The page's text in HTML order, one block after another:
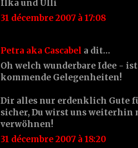
Ilka und Ulli
31 décembre 2007 à 17:08
Petra aka Cascabel a dit…
Oh welch wunderbare Idee -
kommende Gelegenheiten!
Dir alles nur erdenklich Gute
sicher, Du wirst uns weiterhin
verwöhnen!
31 décembre 2007 à 18:20